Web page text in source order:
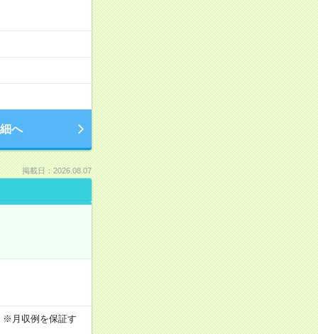
へ
掲載日：2026.08.07
※月収例を保証す